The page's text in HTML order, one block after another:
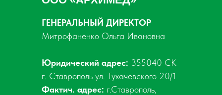
ГЕНЕРАЛЬНЫЙ ДИРЕКТОР
Митрофаненко Ольга Ивановна
Юридический адрес: 355040 СК
г. Ставрополь ул. Тухачевского 20/1
Фактич. адрес: г.Ставрополь,